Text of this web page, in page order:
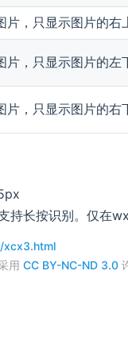
片，只显示图片的右
片，只显示图片的左
片，只显示图片的右
持长按识别。仅在
xcx3.html
用 CC BY-NC-ND 3.0